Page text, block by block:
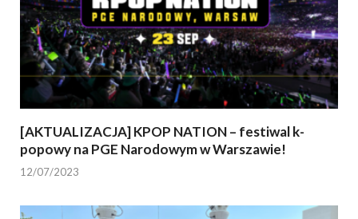
[AKTUALIZACJA] KPOP NATION – festiwal k-
popowy na PGE Narodowym w Warszawie!
12/07/2023